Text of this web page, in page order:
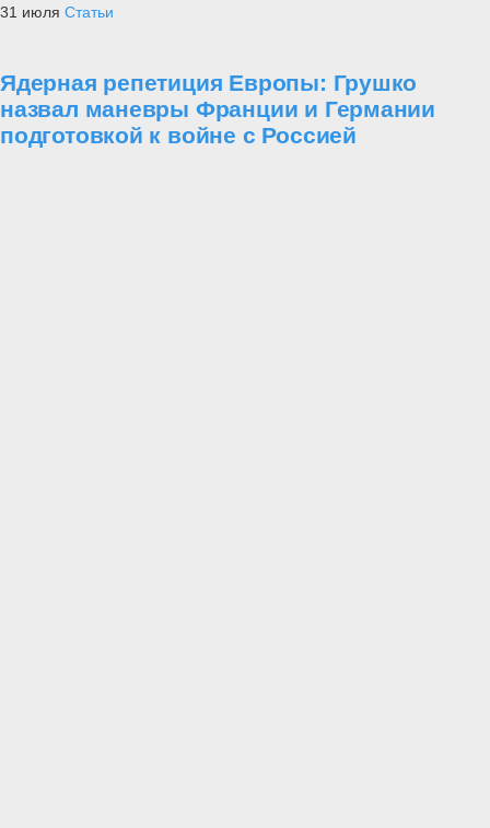
31 июля Статьи
Ядерная репетиция Европы: Грушко
назвал маневры Франции и Германии
подготовкой к войне с Россией